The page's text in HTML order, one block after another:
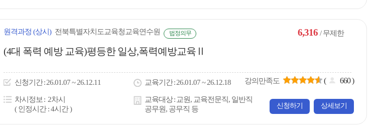
원격과정 (상시) 전북특별자치도교육청교육연수원 법정의무
(4대 폭력 예방 교육)평등한 일상,폭력예방교육Ⅱ
신청기간 26.01.07 ~ 26.12.11 교육기간 26.01.07 ~ 26.12.18
차시정보
2차시
( 인정시간 : 4시간 )
교육대상 교원, 교육전문직, 일반직
공무원, 공무직 등
강의만족도 ( 660)
6,316 / 무제한
신청하기 상세보기